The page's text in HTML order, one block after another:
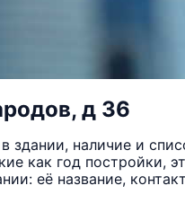
д 36
наличие и
как год постройки,
её название,